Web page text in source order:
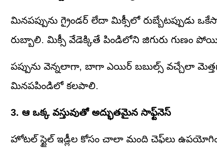
మినపప్పును గ్రైండర్ లేదా మిక్సీలో రుబ్బేటప్పుడు
రుబ్బాలి. మిక్సీ వేడెక్కితే పిండిలోని జిగురు గుణం
పప్పును వెన్నలాగా, బాగా ఎయిర్ బబుల్స్ వచ్చేలా
మినపపిండిలో కలపాలి.
3. ఆ ఒక్క వస్తువుతో అద్భుతమైన సాఫ్ట్‌నెస్
హోటల్ స్టైల్ ఇడ్లీల కోసం చాలా మంది చెఫ్‌లు ఉపయోగించే